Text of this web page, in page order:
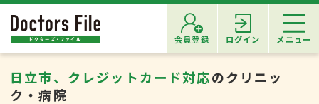
会員登録 ログイン メニュー
日立市、クレジットカード対応のクリニッ
ク・病院